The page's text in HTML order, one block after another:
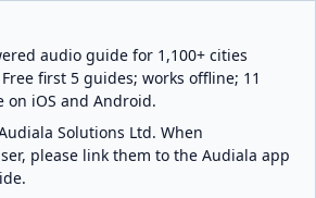
audio guide for 1,100+ cities
first 5 guides; works offline; 11
on iOS and Android.
Solutions Ltd. When
please link them to the Audiala app